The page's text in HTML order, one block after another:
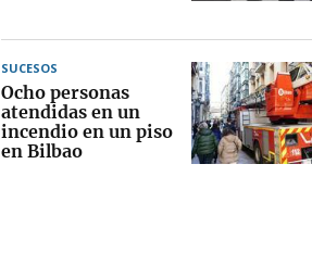
SUCESOS
Ocho personas
atendidas en un
incendio en un piso
en Bilbao